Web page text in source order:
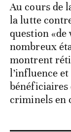
Au cours de
la lutte
question
nombreux
montrent
l’influence et
bénéficiaires
criminels en